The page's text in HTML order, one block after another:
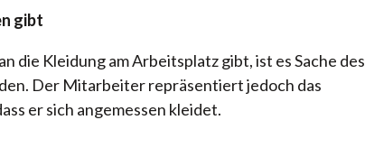
gibt
die Kleidung am Arbeitsplatz gibt, ist es Sache des
Der Mitarbeiter repräsentiert jedoch das
er sich angemessen kleidet.